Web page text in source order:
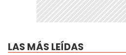
LAS MÁS LEÍDAS